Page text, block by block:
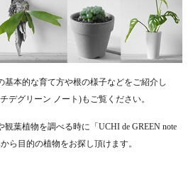
基本的な育て方や根の様子などをご紹介し
デグリーン ノート)もご覧ください。
葉植物を調べる時に「UCHI de GREEN note
ら目的の植物をお探し頂けます。